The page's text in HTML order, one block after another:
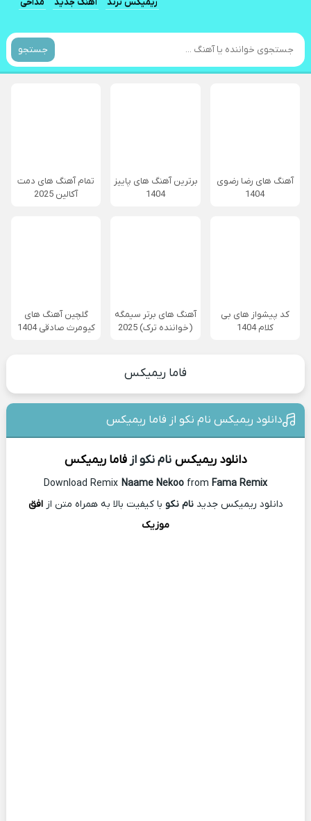
جستجو
آهنگ های رضا رضوی
1404
برترین آهنگ های پاییز
1404
تمام آهنگ های دمت
آکالین 2025
کد پیشواز های بی
کلام 1404
آهنگ های برتر سیمگه
(خواننده ترک) 2025
گلچین آهنگ های
کیومرث صادقی 1404
فاما ریمیکس
دانلود ریمیکس نام نکو از فاما ریمیکس
دانلود ریمیکس نام نکو ازفاما ریمیکس
Download Remix Naame Nekoo from Fama Remix
دانلود ریمیکس جدیدنام نکو با کیفیت بالا به همراه متن ازافق
موزیک